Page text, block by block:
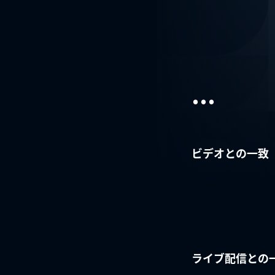
...
ビデオとの一致
ライブ配信との